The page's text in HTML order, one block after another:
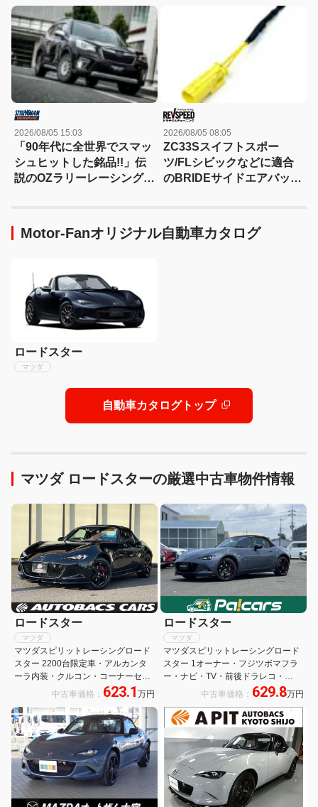
モデリスタのディーラーで
買える流麗スタイル
顔を実現できるLEDキット
【ランクル250/300】
2026/08/05 15:03
「90年代に全世界でスマッ
シュヒットした銘品!!」伝
説のOZラリーレーシングを
2026/08/05 08:05
ZC33Sスイフトスポー
ツ/FLシビックなどに適合
のBRIDEサイドエアバッグ
Motor-Fanオリジナル自動車カタログ
ロードスター
マツダ
自動車カタログトップ
マツダ ロードスターの厳選中古車物件情報
ロードスター
マツダ
マツダスピリットレーシングロード
スター 2200台限定車・アルカンタ
ーラ内装・クルコン・コーナーセン
サー・ETC・ドラレコ・シートヒー
ルセグ・アップルカープレイ・純正
オプションフジツボ匠マフラー
中古車価格： 623.1 万円
ロードスター
マツダ
マツダスピリットレーシングロード
スター 1オーナー・フジツボマフラ
ー・ナビ・TV・前後ドラレコ・
ETC・バックカメラ・親水ブルーミ
RAYSホイール・Bremboキャリパ
ー・専用フロアマット・保証継承
中古車価格： 629.8万円